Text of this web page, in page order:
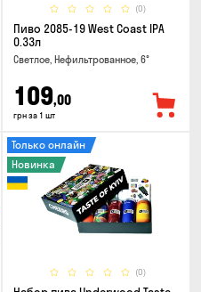
(0)
Пиво 2085-19 West Coast IPA
0.33л
Светлое, Нефильтрованное, 6°
109,00
грн за 1 шт
(0)
Только онлайн
Новинка